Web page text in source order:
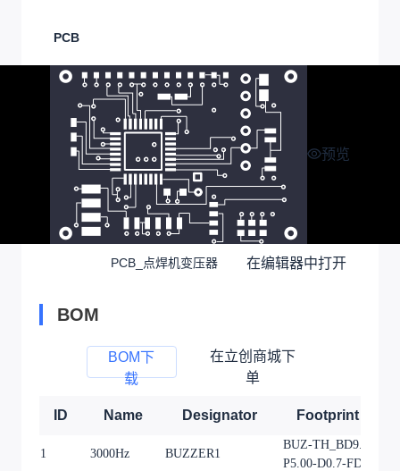
PCB
预览
PCB_点焊机变压器 在编辑器中打开
BOM
BOM下
载
在立创商城下
单
ID Name Designator Footprint
1 3000Hz BUZZER1
BUZ-TH_BD9.6-
P5.00-D0.7-FD